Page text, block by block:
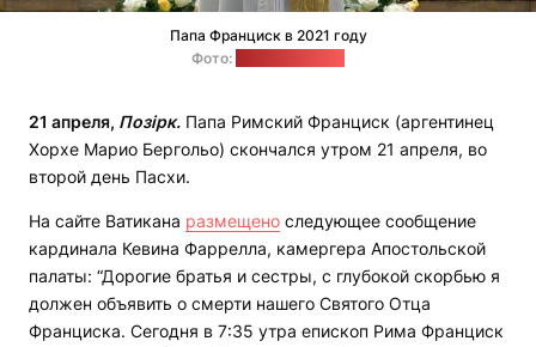
Папа Франциск в 2021 году
Фото:
21 апреля, Позірк. Папа Римский Франциск (аргентинец
Хорхе Марио Бергольо) скончался утром 21 апреля, во
второй день Пасхи.
На сайте Ватикана размещено следующее сообщение
кардинала Кевина Фаррелла, камергера Апостольской
палаты: “Дорогие братья и сестры, с глубокой скорбью я
должен объявить о смерти нашего Святого Отца
Франциска. Сегодня в 7:35 утра епископ Рима Франциск